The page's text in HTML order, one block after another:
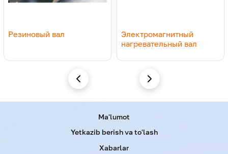
Резиновый вал
Электромагнитный
нагревательный вал
Ma'lumot
Yetkazib berish va to'lash
Xabarlar